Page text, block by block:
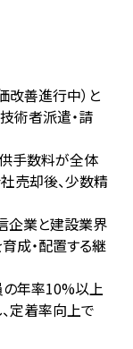
改善進行中）と
術者派遣・請
手数料が全体
売却後、少数精
企業と建設業界
成・配置する継
の年率10%以上
定着率向上で